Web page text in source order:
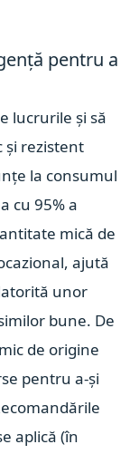
pentru a
lucrurile și să
rezistent
la consumul
cu 95% a
mică de
ajută
unor
bune. De
de origine
pentru a-și
aplică (în